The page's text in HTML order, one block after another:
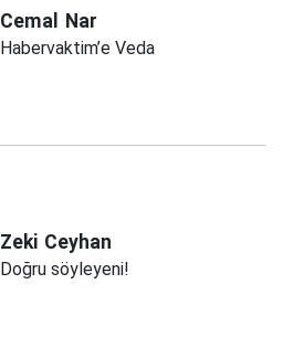
Cemal Nar
Habervaktim’e Veda
Zeki Ceyhan
Doğru söyleyeni!